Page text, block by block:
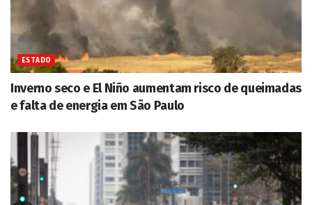
ESTADO
Inverno seco e El Niño aumentam risco de queimadas
e falta de energia em São Paulo